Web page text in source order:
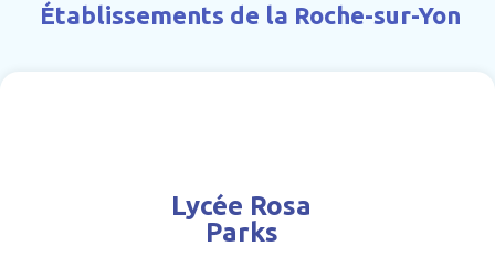
Établissements de la Roche-sur-Yon
Lycée Rosa
Parks